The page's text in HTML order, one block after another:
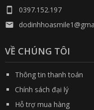
 0397.152.197

VỀ CHÚNG TÔI
Thông tin thanh toán
Chính sách đại lý
Hỗ trợ mua hàng